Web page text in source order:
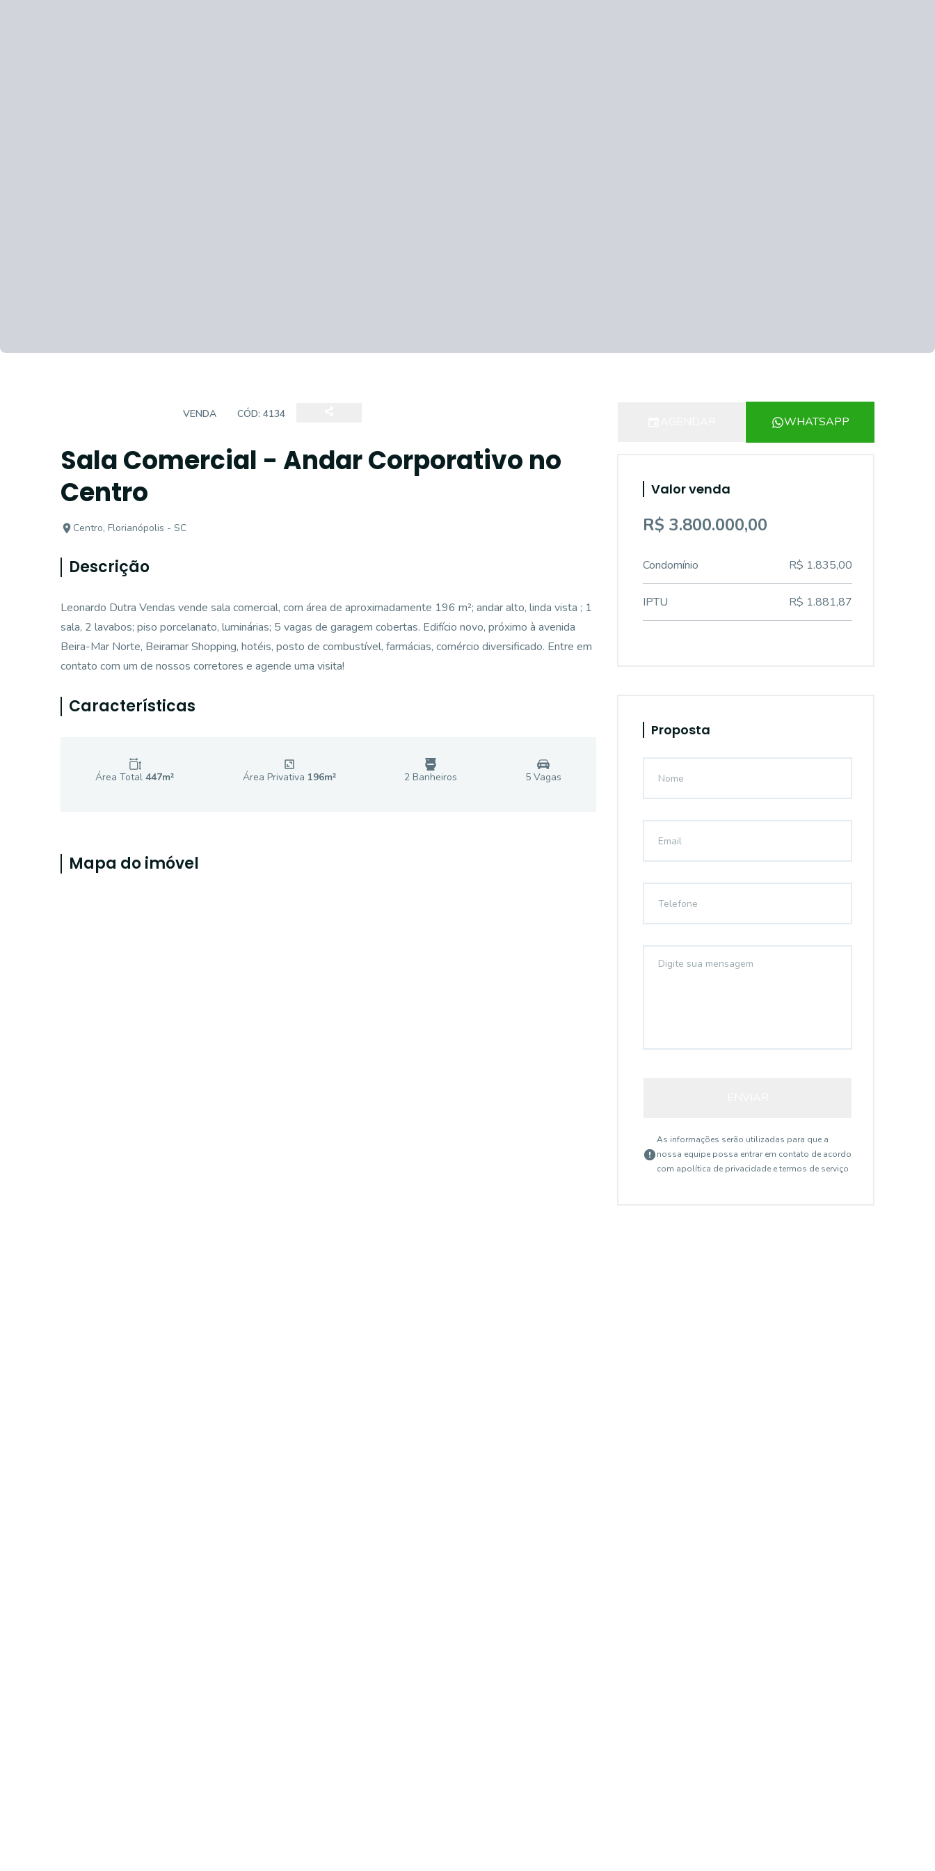
VENDA CÓD: 4134
Sala Comercial - Andar Corporativo no
Centro
Centro, Florianópolis - SC
Descrição
Leonardo Dutra Vendas vende sala comercial, com área de aproximadamente 196 m²; andar alto, linda vista ; 1
sala, 2 lavabos; piso porcelanato, luminárias; 5 vagas de garagem cobertas. Edifício novo, próximo à avenida
Beira-Mar Norte, Beiramar Shopping, hotéis, posto de combustível, farmácias, comércio diversificado. Entre em
contato com um de nossos corretores e agende uma visita!
Características
Área Total 447m² Área Privativa 196m² 2 Banheiros 5Vagas
Mapa do imóvel
WHATSAPP
Valor venda
R$ 3.800.000,00
Condomínio R$ 1.835,00
IPTU R$ 1.881,87
Proposta
As informações serão utilizadas para que a
nossa equipe possa entrar em contato de acordo
com apolítica de privacidade e termos de serviço